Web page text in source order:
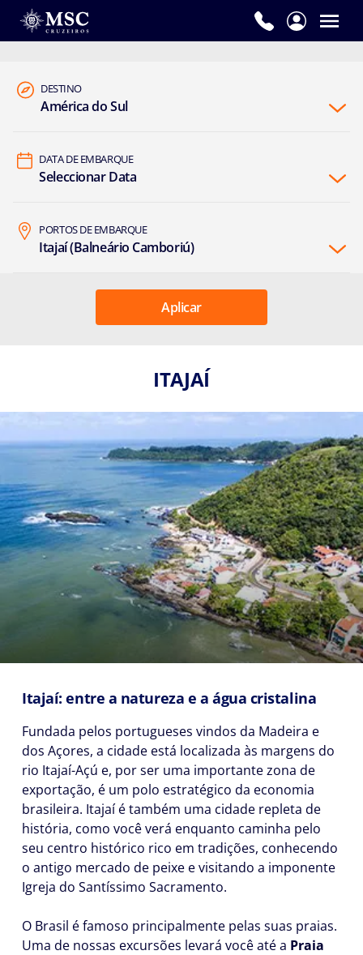
DESTINO
América do Sul
DATA DE EMBARQUE
Seleccionar Data
PORTOS DE EMBARQUE
Itajaí (Balneário Camboriú)
Aplicar
ITAJAÍ
Itajaí: entre a natureza e a água cristalina
Fundada pelos portugueses vindos da Madeira e
dos Açores, a cidade está localizada às margens do
rio Itajaí-Açú e, por ser uma importante zona de
exportação, é um polo estratégico da economia
brasileira. Itajaí é também uma cidade repleta de
história, como você verá enquanto caminha pelo
seu centro histórico rico em tradições, conhecendo
o antigo mercado de peixe e visitando a imponente
Igreja do Santíssimo Sacramento.
O Brasil é famoso principalmente pelas suas praias.
Uma de nossas excursões levará você até a Praia